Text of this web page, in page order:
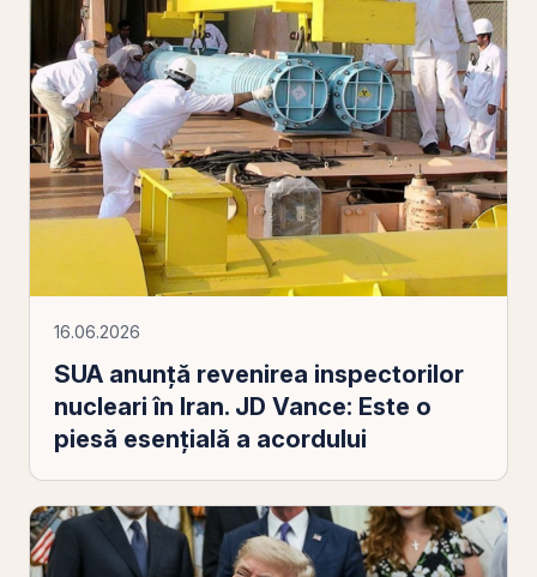
16.06.2026
SUA anunță revenirea inspectorilor
nucleari în Iran. JD Vance: Este o
piesă esențială a acordului